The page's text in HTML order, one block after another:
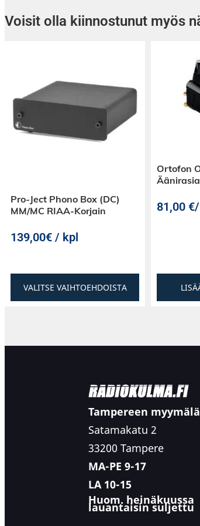
Voisit olla kiinnostunut myös
Pro-Ject Phono Box (DC)
MM/MC RIAA-Korjain
139,00€ / kpl
VALITSE VAIHTOEHDOISTA
Ortofon
Äänirasia
81,00 €
Tampereen myymälä
Satamakatu 2
33200 Tampere
MA-PE 9-17
LA 10-15
Huom. heinäkuussa
lauantaisin suljettu